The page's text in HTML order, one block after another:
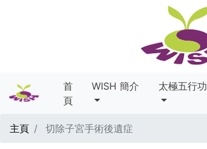
首
頁
WISH 簡介 太極五行功
主頁 切除子宮手術後遺症